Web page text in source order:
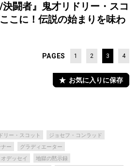
決闘者』鬼才リドリー・スコ
こに！伝説の始まりを味わ
PAGES 1 2 3 4
お気に入りに保存
リー・スコット
ジョセフ・コンラッド
ー
グラディエーター
オデッセイ
地獄の黙示録